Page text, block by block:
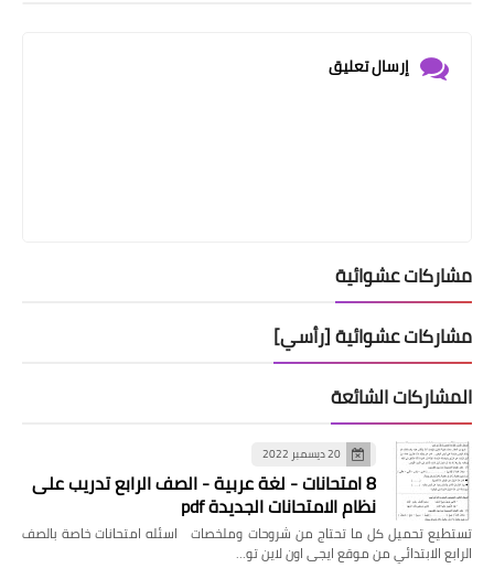
إرسال تعليق
مشاركات عشوائية
مشاركات عشوائية [رأسي]
المشاركات الشائعة
20 ديسمبر 2022
8 امتحانات - لغة عربية - الصف الرابع تدريب على
نظام الامتحانات الجديدة pdf
تستطيع تحميل كل ما تحتاج من شروحات وملخصات اسئله امتحانات خاصة بالصف
الرابع الابتدائي من موقع ايجى اون لاين تو…